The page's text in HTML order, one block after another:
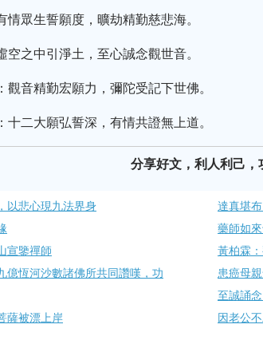
情眾生誓願度，曠劫精勤慈悲海。
空之中引淨土，至心誠念觀世音。
觀音精勤宏願力，彌陀受記下世佛。
十二大願弘誓深，有情共證無上道。
分享好文，利人利己，
以悲心現九法界身
達真堪
藥師如
宣鑒禪師
黃柏霖
億恆河沙數諸佛所共同讚嘆，功
患癌母
至誠誦
薩被漂上岸
因老公